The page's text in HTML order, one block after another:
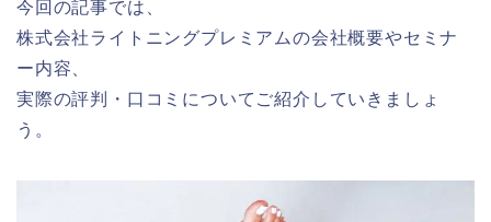
今回の記事では、
株式会社ライトニングプレミアムの会社概要やセミナ
ー内容、
実際の評判・口コミについてご紹介していきましょ
う。